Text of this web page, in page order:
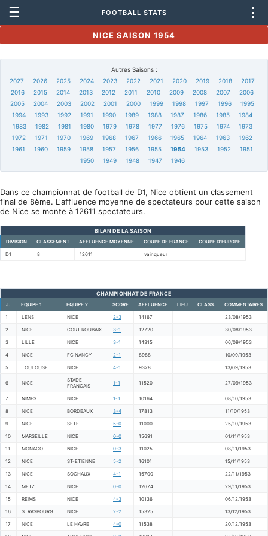
☰ FOOTBALL STATS ⋮
NICE SAISON 1954
Autres Saisons :
2027
2026 2025 2024 2023 2022 2021 2020 2019 2018
2017
2016
2015 2014 2013 2012 2011 2010 2009 2008 2007
2006
2005
2004 2003 2002 2001 2000 1999 1998 1997 1996
1995
1994
1993 1992 1991 1990 1989 1988 1987 1986 1985
1984
1983
1982 1981 1980 1979 1978 1977 1976 1975 1974
1973
1972
1971 1970 1969 1968 1967 1966 1965 1964 1963
1962
1961
1960 1959 1958 1957 1956 1955 1954 1953 1952
1951
1950
1949 1948 1947 1946
Dans ce championnat de football de D1, Nice obtient un classement
final de 8ème. L'affluence moyenne de spectateurs pour cette saison
de Nice se monte à 12611 spectateurs.
BILAN DE LA SAISON
DIVISION CLASSEMENT AFFLUENCE MOYENNE COUPE DE FRANCE COUPE D'EUROPE
D1 8 12611 vainqueur
CHAMPIONNAT DE FRANCE
J. EQUIPE 1 EQUIPE 2 SCORE AFFLUENCE LIEU CLASS. COMMENTAIRES
1 LENS NICE 2-3 14167 23/08/1953
2 NICE CORT ROUBAIX 3-1 12720 30/08/1953
3 LILLE NICE 3-1 14315 06/09/1953
4 NICE FC NANCY 2-1 8988 10/09/1953
5 TOULOUSE NICE 4-1 9328 13/09/1953
6 NICE
STADE
FRANCAIS
1-1 11520 27/09/1953
7 NIMES NICE 1-1 10164 08/10/1953
8 NICE BORDEAUX 3-4 17813 11/10/1953
9 NICE SETE 5-0 11000 25/10/1953
10 MARSEILLE NICE 0-0 15691 01/11/1953
11 MONACO NICE 0-3 11025 08/11/1953
12 NICE ST-ETIENNE 5-2 16101 15/11/1953
13 NICE SOCHAUX 4-1 15700 22/11/1953
14 METZ NICE 0-0 12674 29/11/1953
15 REIMS NICE 4-3 10136 06/12/1953
16 STRASBOURG NICE 2-2 15325 13/12/1953
17 NICE LE HAVRE 4-0 11538 20/12/1953